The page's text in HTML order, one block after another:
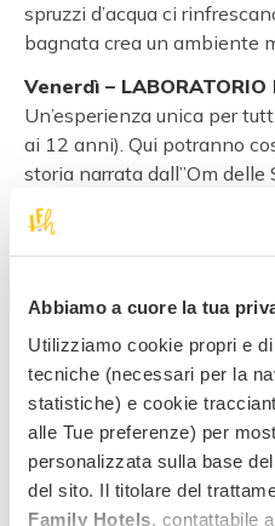
Abbiamo a cuore la tua
Utilizziamo cookie propri e
tecniche (necessari per la
statistiche) e cookie
alle Tue preferenze) per
personalizzata sulla base
del sito. Il titolare del
Family Hotels, contattabile
spruzzi d’acqua ci
bagnata crea un ambiente
Venerdì – LABORATORIO
Un’esperienza unica per
ai 12 anni). Qui potranno
storia narrata dall”Om delle
dei nostri boschi. Al
consegnato ad ogni
giocattoli ed il balocco
Sabato e Domenica –
Se vorrai avrai ancora
visita ad uno dei tanti
magari anche ad una
con tutta la famiglia, o una
ciclabile che attraversa la
torrente Noce, avrai tante